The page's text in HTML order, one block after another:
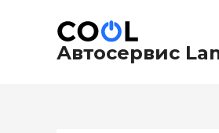
содержимомуАвтосервис
по
записям